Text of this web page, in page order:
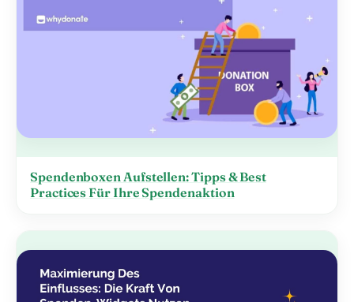
Spendenboxen Aufstellen: Tipps & Best
Practices Für Ihre Spendenaktion